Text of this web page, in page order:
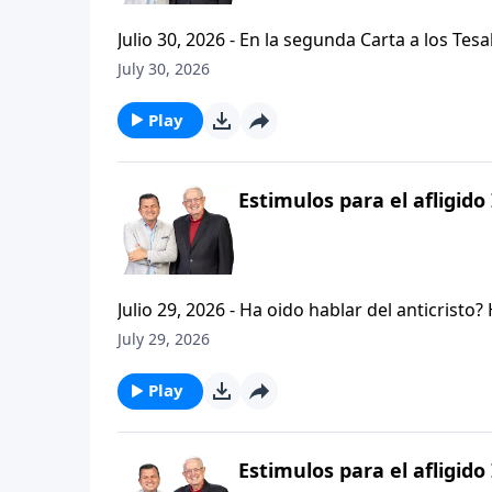
Julio 30, 2026 - En la segunda Carta a los
permanezcan firmes y aferrados a las
del mensaje que comenzamos hace un par
July 30, 2026
Play
Estimulos para el
Julio 29, 2026 - Ha oido hablar del
que se refiere la Biblia cuando usa la
capitulo de 2 Tesalonicenses y escuchemos
AFLIGIDO.
July 29, 2026
Play
Estimulos para el afligido